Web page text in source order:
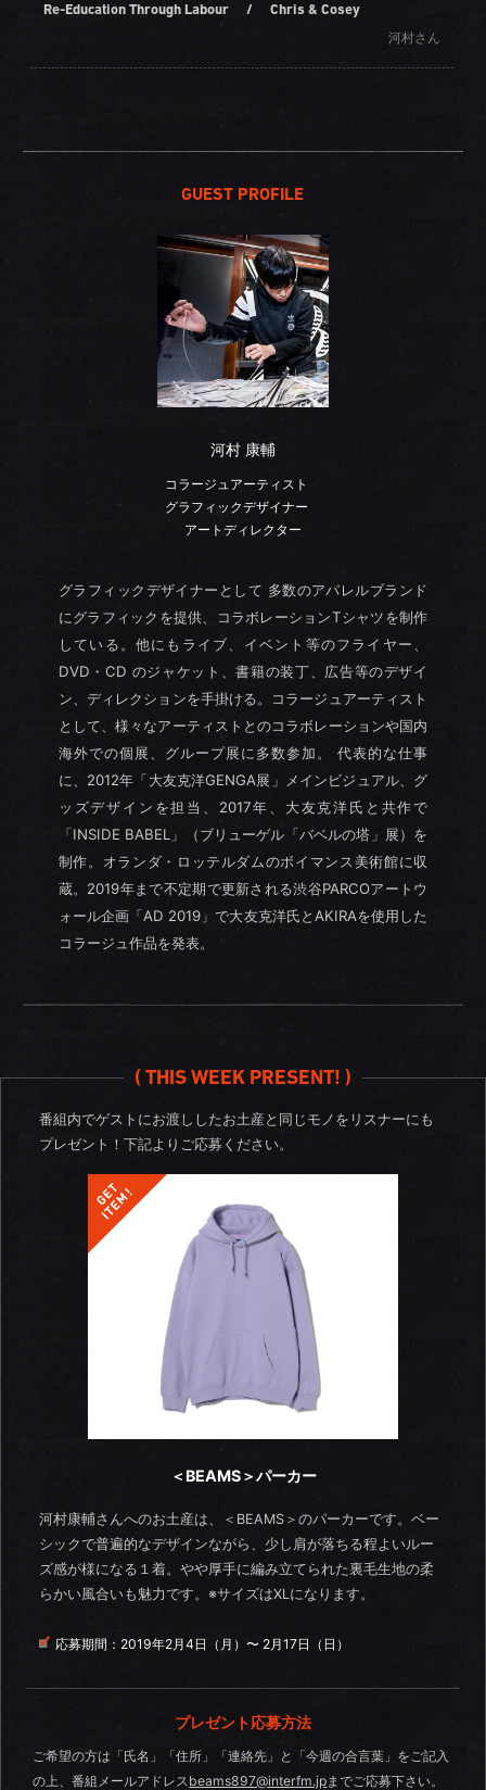
Re-Education Through Labour / Chris & Cosey
河村さん
GUEST PROFILE
河村 康輔
コラージュアーティスト
グラフィックデザイナー
アートディレクター
グラフィックデザイナーとして 多数のアパレルブランド
にグラフィックを提供、コラボレーションTシャツを制作
している。他にもライブ、イベント等のフライヤー、
DVD・CD のジャケット、書籍の装丁、広告等のデザイ
ン、ディレクションを手掛ける。コラージュアーティスト
として、様々なアーティストとのコラボレーションや国内
海外での個展、グループ展に多数参加。 代表的な仕事
に、2012年「大友克洋GENGA展」メインビジュアル、グ
ッズデザインを担当、2017年、大友克洋氏と共作で
「INSIDE BABEL」（ブリューゲル「バベルの塔」展）を
制作。オランダ・ロッテルダムのボイマンス美術館に収
蔵。2019年まで不定期で更新される渋谷PARCOアートウ
ォール企画「AD 2019」で大友克洋氏とAKIRAを使用した
コラージュ作品を発表。
( THIS WEEK PRESENT! )
番組内でゲストにお渡ししたお土産と同じモノをリスナーにも
プレゼント！下記よりご応募ください。
＜BEAMS＞パーカー
河村康輔さんへのお土産は、＜BEAMS＞のパーカーです。ベー
シックで普遍的なデザインながら、少し肩が落ちる程よいルー
ズ感が様になる１着。やや厚手に編み立てられた裏毛生地の柔
らかい風合いも魅力です。※サイズはXLになります。
応募期間： 2019年2月4日（月）〜 2月17日（日）
プレゼント応募方法
ご希望の方は「氏名」「住所」「連絡先」と「今週の合言葉」をご記入
の上、番組メールアドレス beams897@interfm.jpまでご応募下さい。